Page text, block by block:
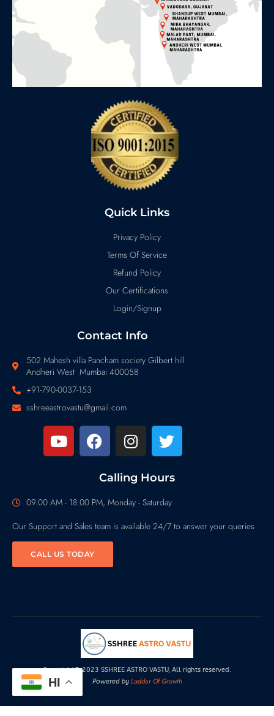
Quick Links
Privacy Policy
Terms Of Service
Refund Policy
Our Certifications
Login/Signup
Contact Info
502 Mahesh villa Pancham society Gilbert hill
Andheri West Mumbai 400058
+91-790-0037-153
sshreeastrovastu@gmail.com
Calling Hours
09.00 AM - 18.00 PM, Monday - Saturday
Our Support and Sales team is available 24/7 to answer your queries
CALL US TODAY
Copyright© 2023 SSHREE ASTRO VASTU, All rights reserved.
Powered by Ladder Of Growth
HI